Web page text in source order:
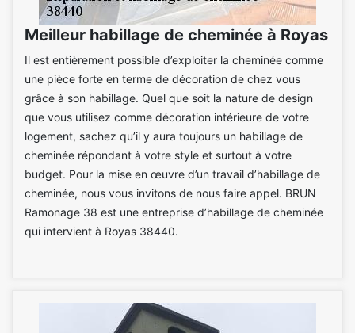
Meilleur habillage de cheminée à Royas
Il est entièrement possible d’exploiter la cheminée comme
une pièce forte en terme de décoration de chez vous
grâce à son habillage. Quel que soit la nature de design
que vous utilisez comme décoration intérieure de votre
logement, sachez qu’il y aura toujours un habillage de
cheminée répondant à votre style et surtout à votre
budget. Pour la mise en œuvre d’un travail d’habillage de
cheminée, nous vous invitons de nous faire appel. BRUN
Ramonage 38 est une entreprise d’habillage de cheminée
qui intervient à Royas 38440.